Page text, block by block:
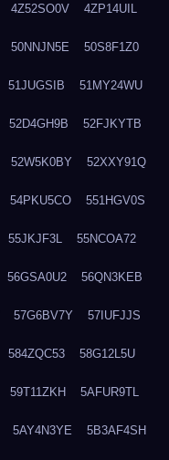
4Z52SO0V 4ZP14UIL
50NNJN5E 50S8F1Z0
51JUGSIB 51MY24WU
52D4GH9B 52FJKYTB
52W5K0BY 52XXY91Q
54PKU5CO 551HGV0S
55JKJF3L 55NCOA72
56GSA0U2 56QN3KEB
57G6BV7Y 57IUFJJS
584ZQC53 58G12L5U
59T11ZKH 5AFUR9TL
5AY4N3YE 5B3AF4SH